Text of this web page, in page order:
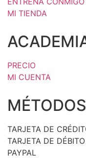
MI TIENDA
PRECIO
MI CUENTA
TARJETA DE
TARJETA DE DÉBITO
PAYPAL